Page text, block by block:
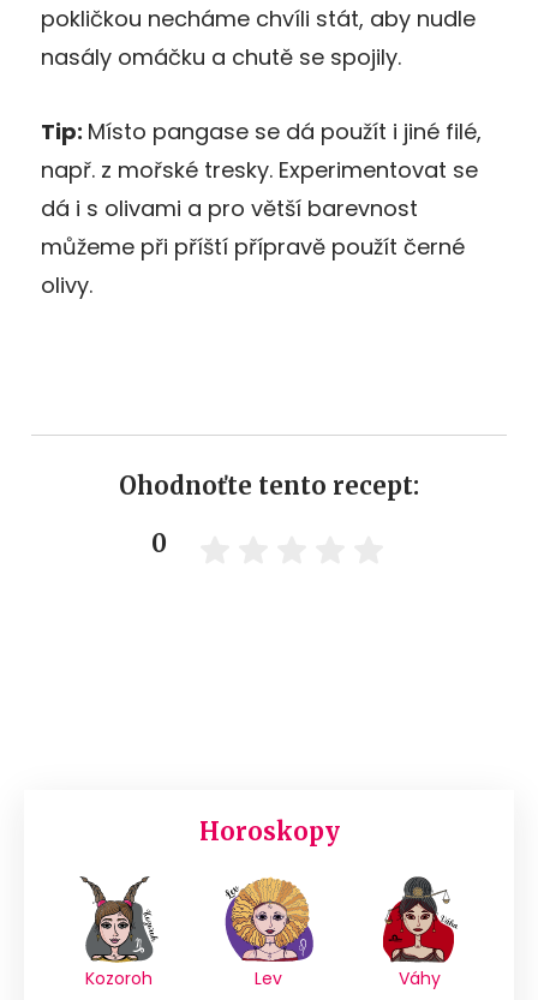
pokličkou necháme chvíli stát, aby nudle
nasály omáčku a chutě se spojily.
Tip: Místo pangase se dá použít i jiné filé,
např. z mořské tresky. Experimentovat se
dá i s olivami a pro větší barevnost
můžeme při příští přípravě použít černé
olivy.
Ohodnoťte tento recept:
0
Horoskopy
Kozoroh Lev Váhy